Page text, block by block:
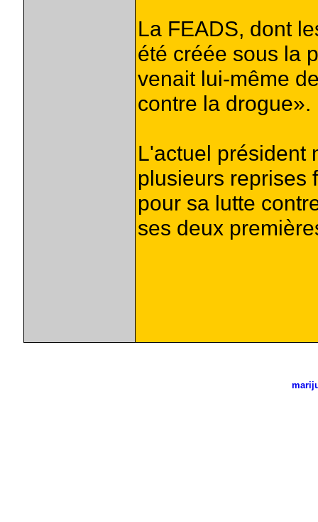
La FEADS, dont
été créée sous la
venait lui-même
contre la drogue».
L'actuel président
plusieurs reprises
pour sa lutte
ses deux